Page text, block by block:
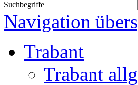
Suchbegriffe
Navigation
Trabant
Trabant